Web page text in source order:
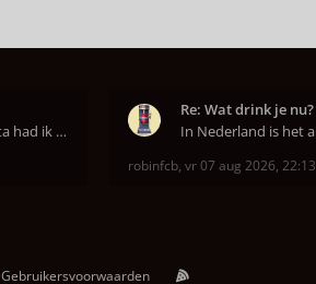
Op aanraden van de barista had ik Purple Rain maa
Re: Wat drink je nu?
robinfcb, vr 07 aug 2026, 22:13
Gebruikersvoorwaarden